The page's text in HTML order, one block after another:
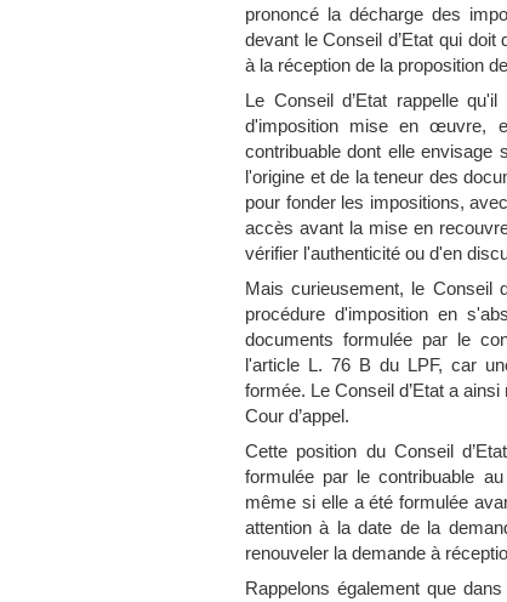
prononcé la décharge des
devant le Conseil d’Etat qui
à la réception de la proposition
Le Conseil d’Etat rappelle
d'imposition mise en œuvre,
contribuable dont elle envisage
l'origine et de la teneur des
pour fonder les impositions,
accès avant la mise en
vérifier l'authenticité ou d'en
Mais curieusement, le Conseil
procédure d'imposition en
documents formulée par le
l'article L. 76 B du LPF, car
formée. Le Conseil d’Etat a
Cour d’appel.
Cette position du Conseil
formulée par le contribuable
même si elle a été formulée
attention à la date de la
renouveler la demande à
Rappelons également que